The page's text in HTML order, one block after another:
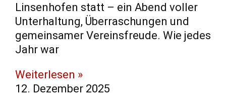
Linsenhofen statt – ein Abend voller
Unterhaltung, Überraschungen und
gemeinsamer Vereinsfreude. Wie jedes
Jahr war
Weiterlesen »
12. Dezember 2025